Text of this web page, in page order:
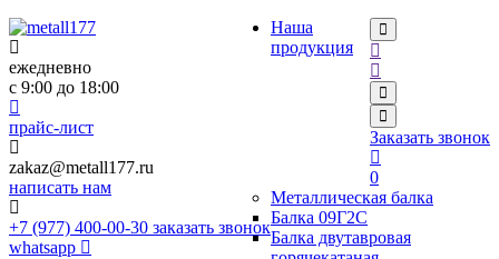
ежедневно
с 9:00 до 18:00
прайс-лист
zakaz@metall177.ru
написать нам
+7 (977) 400-00-30 заказать звонок
whatsapp
Заказать звонок
0
Наша
продукция
Металлическая балка
Балка 09Г2С
Балка двутавровая